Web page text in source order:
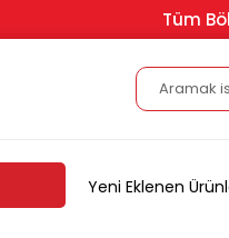
Tüm
Yeni Eklenen